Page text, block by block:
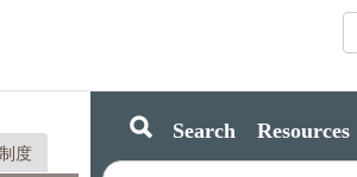
度
Search Resources